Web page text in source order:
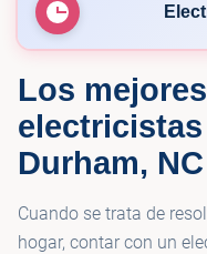
💡 Power Tech
💡 Darby Electric
💡 Friends
Los
Durham, NC
Cuando se trata de
hogar, contar con un